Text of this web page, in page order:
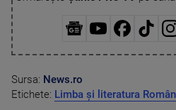
Sursa: News.ro
Etichete: Limba și literatura